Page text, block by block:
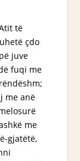
të
çdo
juve
fuqi me
me anë
me
gjatëtë,